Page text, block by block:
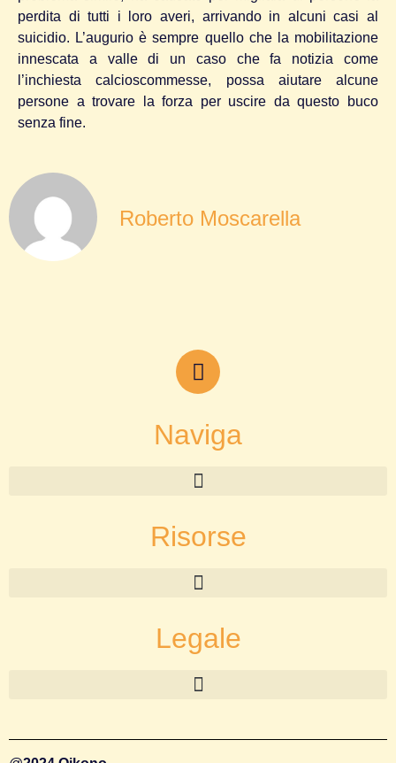
perdita di tutti i loro averi, arrivando in alcuni casi al
suicidio. L’augurio è sempre quello che la mobilitazione
innescata a valle di un caso che fa notizia come
l’inchiesta calcioscommesse, possa aiutare alcune
persone a trovare la forza per uscire da questo buco
senza fine.
Roberto Moscarella
Naviga
Risorse
Legale